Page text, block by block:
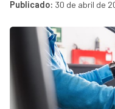
Publicado: 30 de abril de